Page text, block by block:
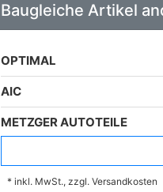
Baugleiche Artikel
OPTIMAL
AIC
METZGER AUTOTEILE
VAICO
* inkl. MwSt., zzgl. Versandkosten